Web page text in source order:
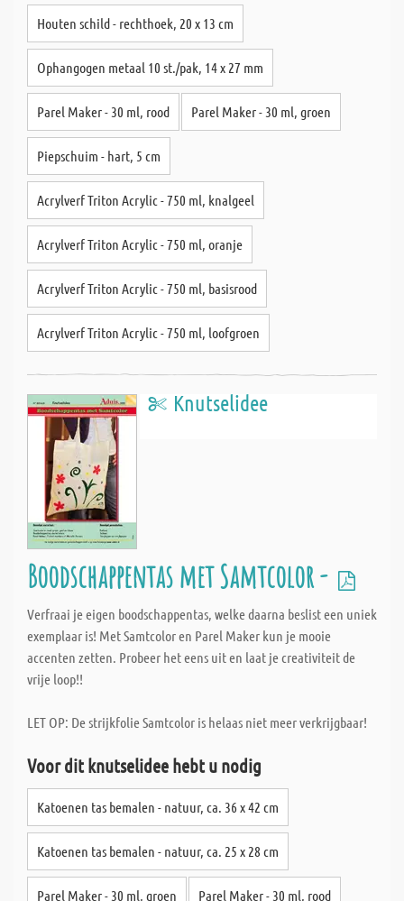
Houten schild - rechthoek, 20 x 13 cm
Ophangogen metaal 10 st./pak, 14 x 27 mm
Parel Maker - 30 ml, rood Parel Maker - 30 ml, groen
Piepschuim - hart, 5 cm
Acrylverf Triton Acrylic - 750 ml, knalgeel
Acrylverf Triton Acrylic - 750 ml, oranje
Acrylverf Triton Acrylic - 750 ml, basisrood
Acrylverf Triton Acrylic - 750 ml, loofgroen
Knutselidee
Boodschappentas met Samtcolor -
Verfraai je eigen boodschappentas, welke daarna beslist een uniek
exemplaar is! Met Samtcolor en Parel Maker kun je mooie
accenten zetten. Probeer het eens uit en laat je creativiteit de
vrije loop!!
LET OP: De strijkfolie Samtcolor is helaas niet meer verkrijgbaar!
Voor dit knutselidee hebt u nodig
Katoenen tas bemalen - natuur, ca. 36 x 42 cm
Katoenen tas bemalen - natuur, ca. 25 x 28 cm
Parel Maker - 30 ml, groen Parel Maker - 30 ml, rood